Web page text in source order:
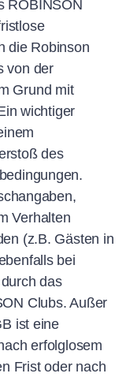
ROBINSON
die Robinson
von der
Grund mit
wichtiger
des
Verhalten
(z.B. Gästen in
bei
das
Clubs. Außer
ist eine
erfolglosem
Frist oder nach